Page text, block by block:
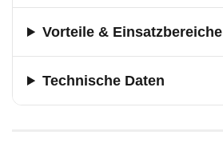
Vorteile & Einsatzbereiche
Technische Daten